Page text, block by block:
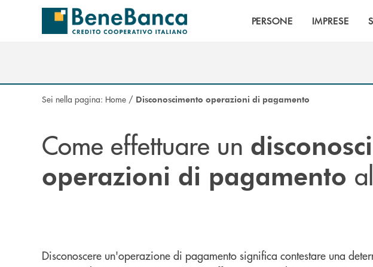
Salta al contenuto principale
PERSONE IMPRESE
Sei nella pagina: Home / Disconoscimento operazioni di pagamento
Come effettuare un
operazioni di pagamento
Disconoscere un'operazione di pagamento significa contestare una